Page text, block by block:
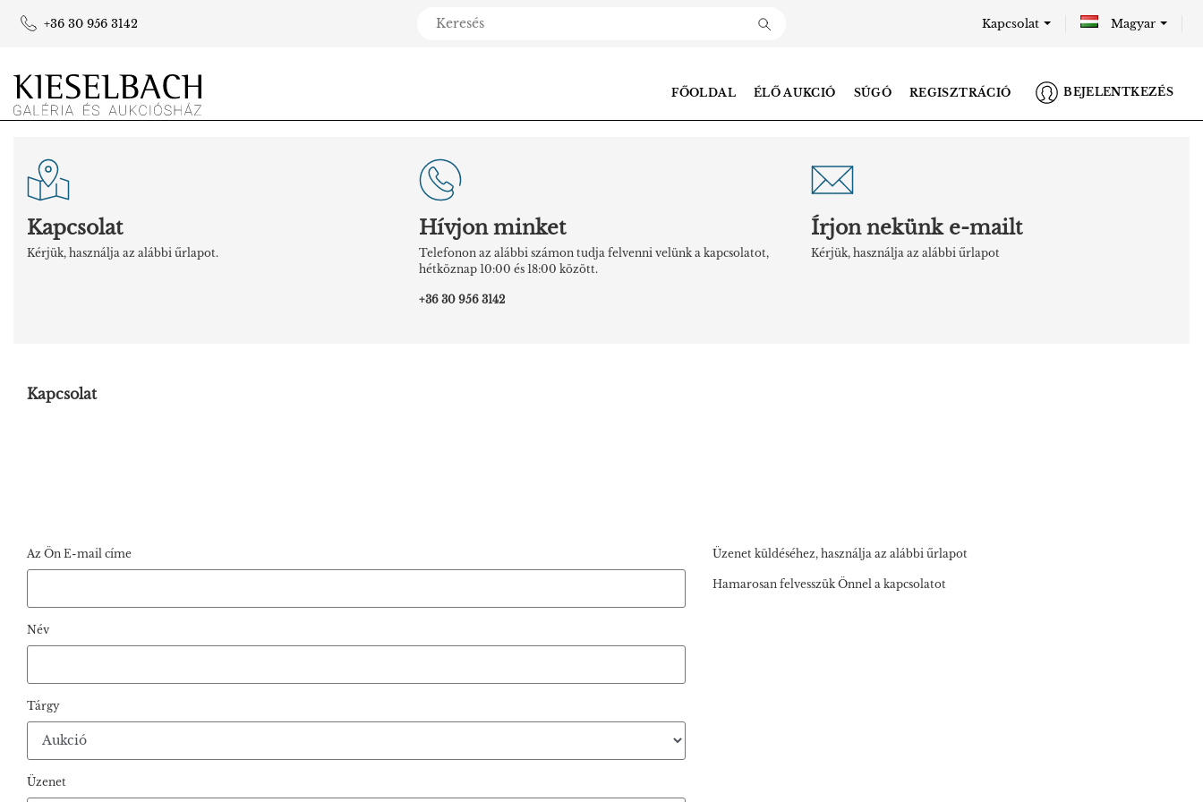
+36 30 956 3142 Kapcsolat Magyar
FŐOLDAL ÉLŐ AUKCIÓ SÚGÓ REGISZTRÁCIÓ BEJELENTKEZÉS
Kapcsolat
Kérjük, használja az alábbi űrlapot.
Hívjon minket
Telefonon az alábbi számon tudja felvenni velünk a kapcsolatot,
hétköznap 10:00 és 18:00 között.
+36 30 956 3142
Írjon nekünk e-mailt
Kérjük, használja az alábbi űrlapot
Kapcsolat
Az Ön E-mail címe
Név
Tárgy
Üzenet
Üzenet küldéséhez, használja az alábbi űrlapot
Hamarosan felvesszük Önnel a kapcsolatot